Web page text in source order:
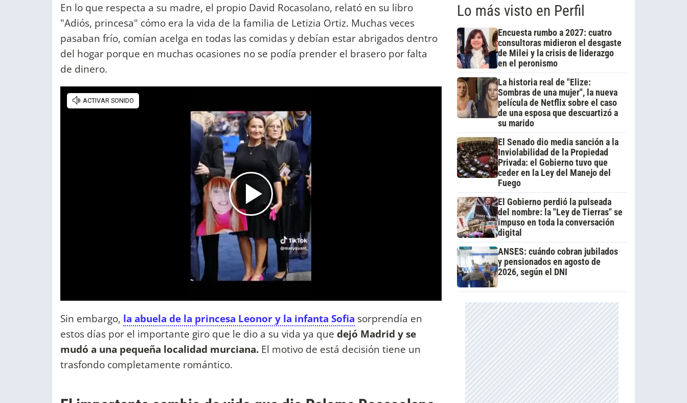
En lo que respecta a su madre, el propio David Rocasolano, relató en su libro
"Adiós, princesa" cómo era la vida de la familia de Letizia Ortiz. Muchas veces
pasaban frío, comían acelga en todas las comidas y debían estar abrigados dentro
del hogar porque en muchas ocasiones no se podía prender el brasero por falta
de dinero.
Sin embargo, la abuela de la princesa Leonor y la infanta Sofia sorprendía en
estos días por el importante giro que le dio a su vida ya que dejó Madrid y se
mudó a una pequeña localidad murciana. El motivo de está decisión tiene un
trasfondo completamente romántico.
Lo más visto en Perfil
Encuesta rumbo a 2027: cuatro
consultoras midieron el desgaste
de Milei y la crisis de liderazgo
en el peronismo
La historia real de "Elize:
Sombras de una mujer", la nueva
película de Netflix sobre el caso
de una esposa que descuartizó a
su marido
El Senado dio media sanción a la
Inviolabilidad de la Propiedad
Privada: el Gobierno tuvo que
ceder en la Ley del Manejo del
Fuego
El Gobierno perdió la pulseada
del nombre: la "Ley de Tierras" se
impuso en toda la conversación
digital
ANSES: cuándo cobran jubilados
y pensionados en agosto de
2026, según el DNI